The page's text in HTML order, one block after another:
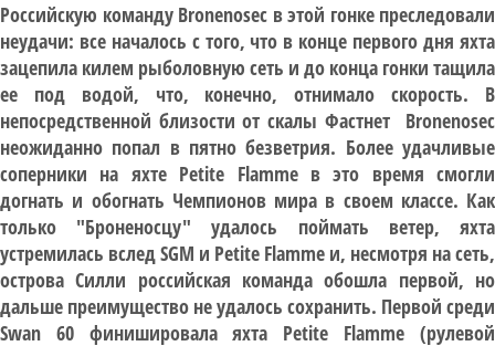
Российскую команду Bronenosec в этой гонке преследовали
неудачи: все началось с того, что в конце первого дня яхта
зацепила килем рыболовную сеть и до конца гонки тащила
ее под водой, что, конечно, отнимало скорость. В
непосредственной близости от скалы Фастнет Bronenosec
неожиданно попал в пятно безветрия. Более удачливые
соперники на яхте Petite Flamme в это время смогли
догнать и обогнать Чемпионов мира в своем классе. Как
только "Броненосцу" удалось поймать ветер, яхта
устремилась вслед SGM и Petite Flamme и, несмотря на сеть,
острова Силли российская команда обошла первой, но
дальше преимущество не удалось сохранить. Первой среди
Swan 60 финишировала яхта Petite Flamme (рулевой